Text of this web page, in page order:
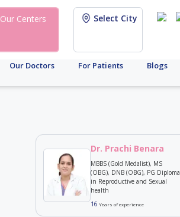
Our Centers Select City
Our Doctors For Patients Blogs
Dr. Prachi Benara
MBBS (Gold Medalist), MS
(OBG), DNB (OBG), PG Diploma
in Reproductive and Sexual
health
16 Years of experience